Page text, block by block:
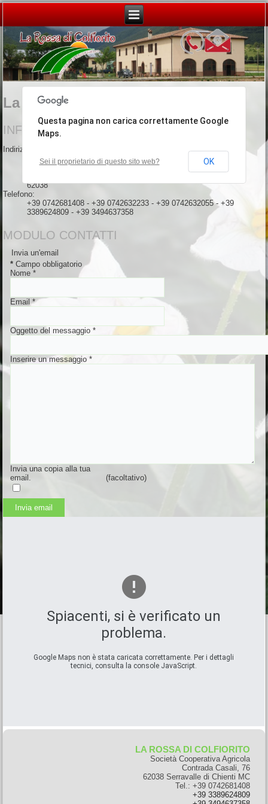
La Rossa di Colfiorito
INFORMAZIONI SUL CONTATTO
Indirizzo:
Contrada Casali, 76
Serravalle di Chienti
62038
Telefono:
+39 0742681408 - +39 0742632233 - +39 0742632055 - +39
3389624809 - +39 3494637358
MODULO CONTATTI
Invia un'email
* Campo obbligatorio
Nome *
Email *
Oggetto del messaggio *
Inserire un messaggio *
Invia una copia alla tua
email.
(facoltativo)
Invia email
Spiacenti, si è verificato un
problema.
Google Maps non è stata caricata correttamente. Per i dettagli
tecnici, consulta la console JavaScript.
Questa pagina non carica correttamente Google
Maps.
Sei il proprietario di questo sito web? OK
LA ROSSA DI COLFIORITO
Società Cooperativa Agricola
Contrada Casali, 76
62038 Serravalle di Chienti MC
Tel.: +39 0742681408
+39 3389624809